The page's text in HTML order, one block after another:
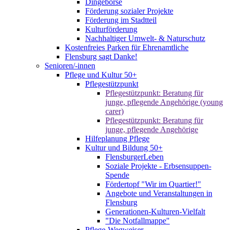
Dingebörse
Förderung sozialer Projekte
Förderung im Stadtteil
Kulturförderung
Nachhaltiger Umwelt- & Naturschutz
Kostenfreies Parken für Ehrenamtliche
Flensburg sagt Danke!
Senioren/-innen
Pflege und Kultur 50+
Pflegestützpunkt
Pflegestützpunkt: Beratung für
junge, pflegende Angehörige (young
carer)
Pflegestützpunkt: Beratung für
junge, pflegende Angehörige
Hilfeplanung Pflege
Kultur und Bildung 50+
FlensburgerLeben
Soziale Projekte - Erbsensuppen-
Spende
Fördertopf "Wir im Quartier!"
Angebote und Veranstaltungen in
Flensburg
Generationen-Kulturen-Vielfalt
"Die Notfallmappe"